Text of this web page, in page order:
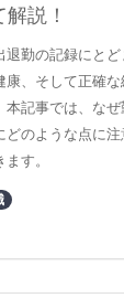
説！
退勤の記録にと
康、そして正確
本記事では、な
どのような点に
す。